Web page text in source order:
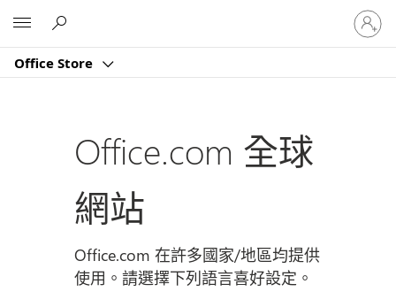
Office Store
登
入
您
Office.com 全球
網站
Office.com 在許多國家/地區均提供
使用。請選擇下列語言喜好設定。